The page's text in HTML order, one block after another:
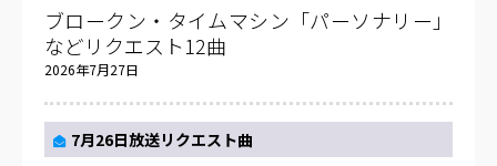
ブロークン・タイムマシン「パーソナリー」
などリクエスト12曲
2026年7月27日
7月26日放送リクエスト曲